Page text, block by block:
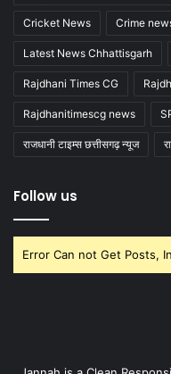
Cricket News Crime
Latest News Chhattisgarh
Rajdhani Times CG
Rajdhanitimescg news
राजधानी टाइम्स छत्तीसगढ़ न्यूज
Follow us
Error Can not Get Posts,